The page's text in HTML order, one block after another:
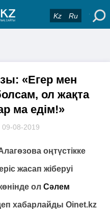
Kz Ru
«Егер мен
ол жақта
ма едім!»
09-08-2019
оңтүстікке
жасап жіберуі
ол Сәлем
хабарлайды Oinet.kz